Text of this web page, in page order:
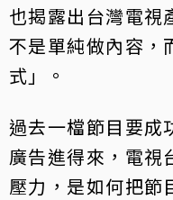
也揭露出台灣電視
不是單純做內容，
式」。
過去一檔節目要成
廣告進得來，電視
壓力，是如何把節